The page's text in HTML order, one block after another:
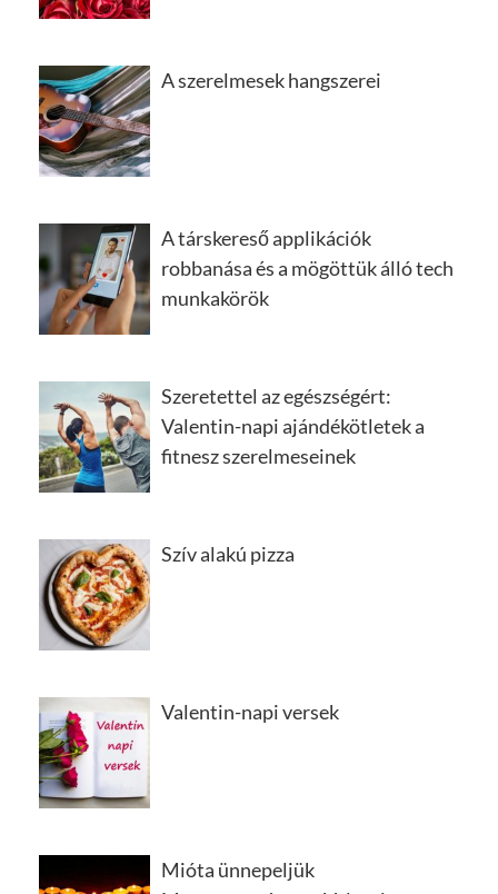
A szerelmesek hangszerei
A társkereső applikációk
robbanása és a mögöttük álló tech
munkakörök
Szeretettel az egészségért:
Valentin-napi ajándékötletek a
fitnesz szerelmeseinek
Szív alakú pizza
Valentin-napi versek
Mióta ünnepeljük